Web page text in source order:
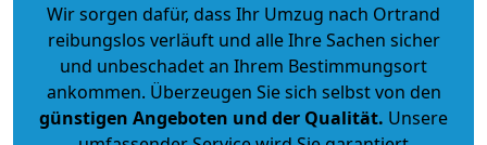
Wir sorgen dafür, dass Ihr Umzug nach Ortrand
reibungslos verläuft und alle Ihre Sachen sicher
und unbeschadet an Ihrem Bestimmungsort
ankommen. Überzeugen Sie sich selbst von den
günstigen Angeboten und der Qualität. Unsere